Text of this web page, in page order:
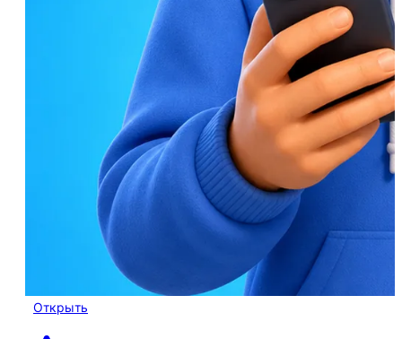
Открыть